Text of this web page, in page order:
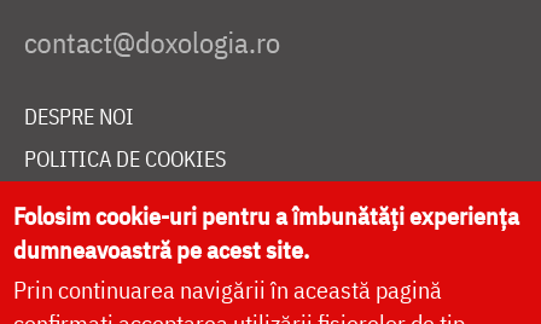
DESPRE NOI
POLITICA DE COOKIES
DONEAZĂ ONLINE PENTRU CATEDRALA NAȚIONALĂ
LIVE
Folosim cookie-uri pentru a îmbunătăți experiența
dumneavoastră pe acest site.
Prin continuarea navigării în această pagină